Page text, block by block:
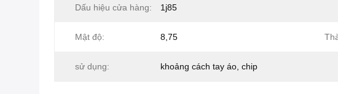
Dấu hiệu cửa hàng: 1j85
Mật độ: 8,75
sử dụng: khoảng cách tay áo, chip